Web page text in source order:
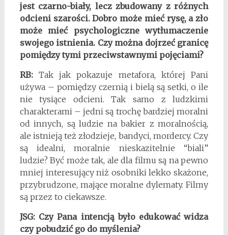
jest czarno-biały, lecz zbudowany z różnych
odcieni szarości. Dobro może mieć rysę, a zło
może mieć psychologiczne wytłumaczenie
swojego istnienia. Czy można dojrzeć granicę
pomiędzy tymi przeciwstawnymi pojęciami?
RB:Tak jak pokazuje metafora, której Pani
używa – pomiędzy czernią i bielą są setki, o ile
nie tysiące odcieni. Tak samo z ludzkimi
charakterami – jedni są trochę bardziej moralni
od innych, są ludzie na bakier z moralnością,
ale istnieją też złodzieje, bandyci, mordercy. Czy
są idealni, moralnie nieskazitelnie “biali”
ludzie? Być może tak, ale dla filmu są na pewno
mniej interesujący niż osobniki lekko skażone,
przybrudzone, mające moralne dylematy. Filmy
są przez to ciekawsze.
JSG: Czy Pana intencją było edukować widza
czy pobudzić go do myślenia?